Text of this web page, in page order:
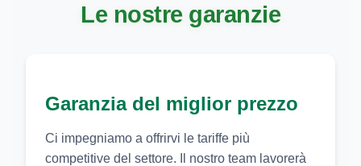
Le nostre garanzie
Garanzia del miglior prezzo
Ci impegniamo a offrirvi le tariffe più
competitive del settore. Il nostro team lavorerà